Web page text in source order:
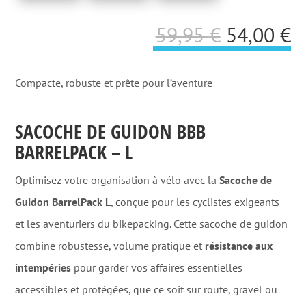
59,95€ Le
prix
54,00 €
Compacte, robuste et prête pour l’aventure
SACOCHE DE GUIDON BBB
BARRELPACK – L
Optimisez votre organisation à vélo avec laSacoche de
Guidon BarrelPack L, conçue pour les cyclistes exigeants
et les aventuriers du bikepacking. Cette sacoche de guidon
combine robustesse, volume pratique et résistance aux
intempéries pour garder vos affaires essentielles
accessibles et protégées, que ce soit sur route, gravel ou